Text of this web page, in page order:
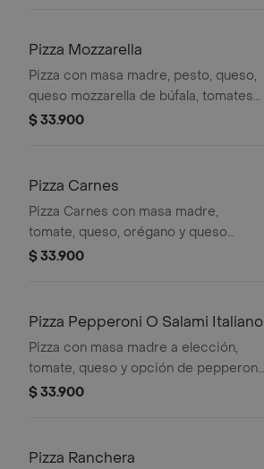
Pizza Mozzarella
Pizza con masa madre, pesto, queso,
queso mozzarella de búfala, tomates
secos, aceitunas negras, aceitunas
$ 33.900
Pizza Carnes
Pizza Carnes con masa madre,
tomate, queso, orégano y queso
parmesano. Incluye variedad de
$ 33.900
Pizza Pepperoni O Salami Italiano
Pizza con masa madre a elección,
tomate, queso y opción de pepperoni
o salami italiano.
$ 33.900
Pizza Ranchera